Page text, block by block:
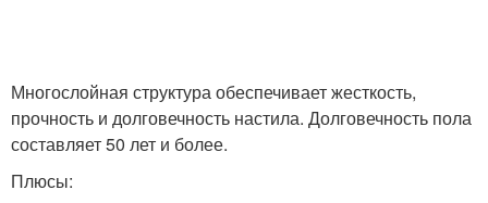
Многослойная структура обеспечивает жесткость,
прочность и долговечность настила. Долговечность пола
составляет 50 лет и более.
Плюсы: